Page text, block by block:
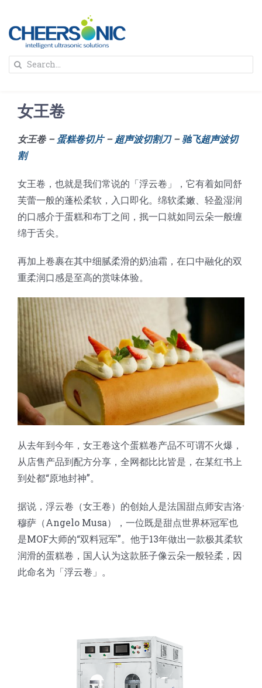
content
解决方案
蛋糕切割机
圆蛋糕切割机
蛋糕切块机
蛋糕切片机
三角蛋糕切割机
奶酪切片
圆形奶酪切片
块状奶酪切片
条状奶酪切片
挤出奶酪切片
三明治/披萨/寿司切割
披萨切割机
三明治切割机
寿司切割机
面团
常温面团切割
冷冻面团切割
糕点/糖果
牛轧糖切割
阿胶糕切片
宠物食品
超声波设备
公司新闻
关于我们
人才招聘
联系我们
Search
女王卷
女王卷 –蛋糕卷切片– 超声波切割刀–驰飞超声波切
割
女王卷，也就是我们常说的「浮云卷」，它有着如同舒
芙蕾一般的蓬松柔软，入口即化。绵软柔嫩、轻盈湿润
的口感介于蛋糕和布丁之间，抿一口就如同云朵一般缠
绵于舌尖。
再加上卷裹在其中细腻柔滑的奶油霜，在口中融化的双
重柔润口感是至高的赏味体验。
从去年到今年，女王卷这个蛋糕卷产品不可谓不火爆，
从店售产品到配方分享，全网都比比皆是，在某红书上
到处都“原地封神”。
据说，浮云卷（女王卷）的创始人是法国甜点师安吉洛·
穆萨（Angelo Musa），一位既是甜点世界杯冠军也
是MOF大师的“双料冠军”。他于13年做出一款极其柔软
润滑的蛋糕卷，国人认为这款胚子像云朵一般轻柔，因
此命名为「浮云卷」。